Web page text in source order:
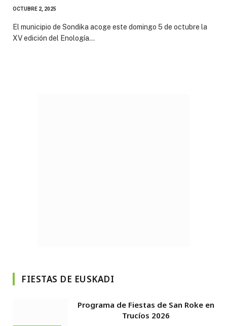
OCTUBRE 2, 2025
El municipio de Sondika acoge este domingo 5 de octubre la
XV edición del Enología…
FIESTAS DE EUSKADI
Programa de Fiestas de San Roke en
Trucíos 2026